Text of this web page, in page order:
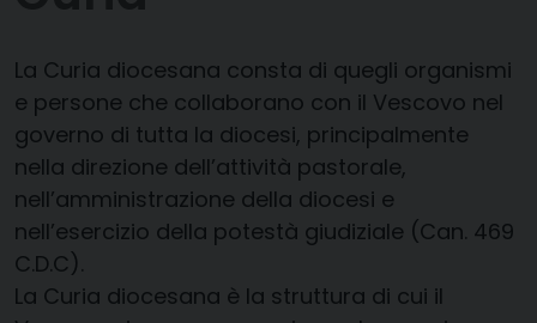
La Curia diocesana consta di quegli organismi
e persone che collaborano con il Vescovo nel
governo di tutta la diocesi, principalmente
nella direzione dell’attività pastorale,
nell’amministrazione della diocesi e
nell’esercizio della potestà giudiziale (Can. 469
C.D.C).
La Curia diocesana è la struttura di cui il